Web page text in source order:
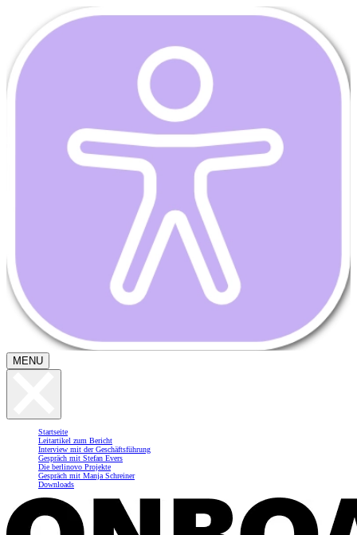
MENU
Startseite
Leitartikel zum Bericht
Interview mit der Geschäftsführung
Gespräch mit Stefan Evers
Die berlinovo Projekte
Gespräch mit Manja Schreiner
Downloads